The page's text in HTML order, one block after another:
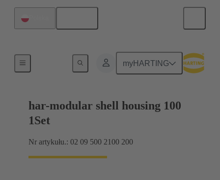
myHARTING
har-modular shell housing 100
1Set
Nr artykułu.: 02 09 500 2100 200